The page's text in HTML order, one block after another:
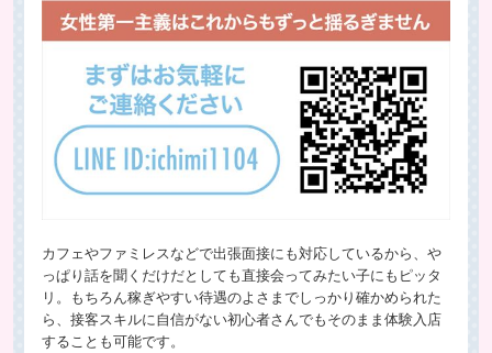
カフェやファミレスなどで出張面接にも対応しているから、や
っぱり話を聞くだけだとしても直接会ってみたい子にもピッタ
リ。もちろん稼ぎやすい待遇のよさまでしっかり確かめられた
ら、接客スキルに自信がない初心者さんでもそのまま体験入店
することも可能です。